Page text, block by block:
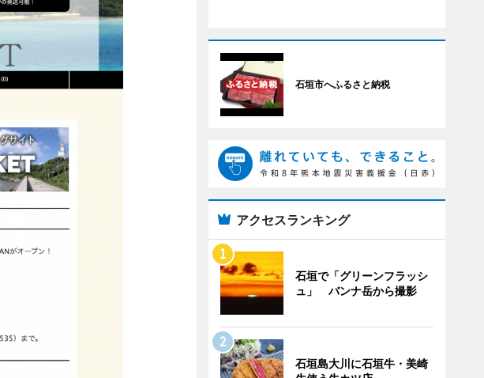
石垣市へふるさと納税
アクセスランキング
石垣で「グリーンフラッシ
ュ」 バンナ岳から撮影
石垣島大川に石垣牛・美崎